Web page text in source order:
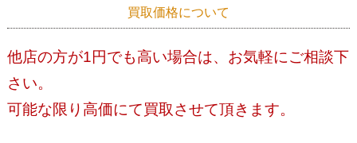
買取価格について
他店の方が1円でも高い場合は、お気軽にご相談下
さい。
可能な限り高価にて買取させて頂きます。